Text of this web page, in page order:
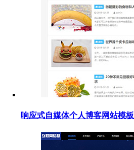
响应式自媒体个人博客网站模板